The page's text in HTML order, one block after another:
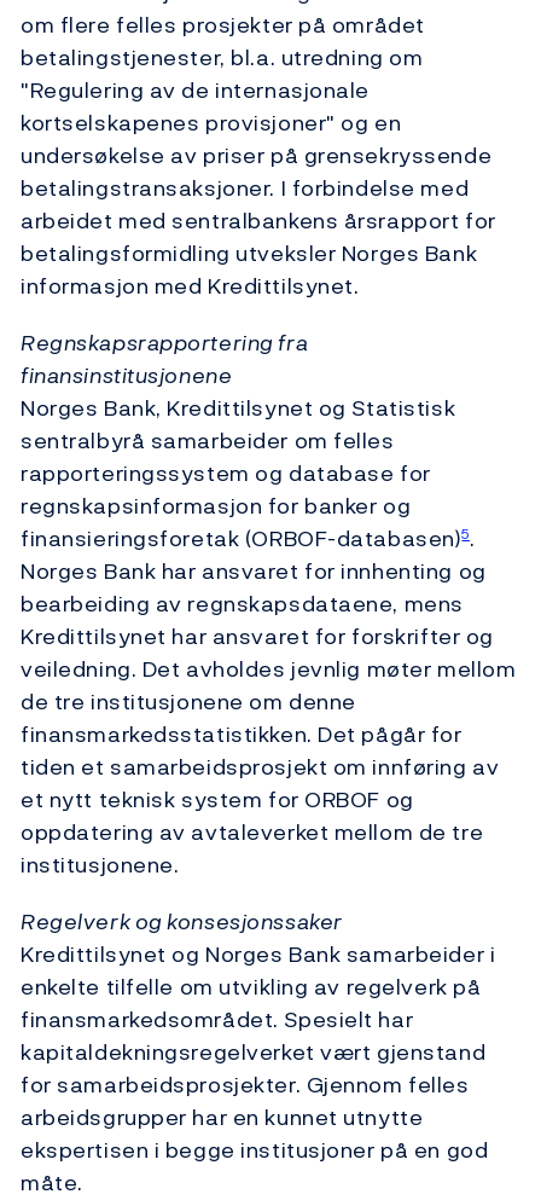
om flere felles prosjekter på området
betalingstjenester, bl.a. utredning om
"Regulering av de internasjonale
kortselskapenes provisjoner" og en
undersøkelse av priser på grensekryssende
betalingstransaksjoner. I forbindelse med
arbeidet med sentralbankens årsrapport for
betalingsformidling utveksler Norges Bank
informasjon med Kredittilsynet.
Regnskapsrapportering fra
finansinstitusjonene
Norges Bank, Kredittilsynet og Statistisk
sentralbyrå samarbeider om felles
rapporteringssystem og database for
regnskapsinformasjon for banker og
finansieringsforetak (ORBOF-databasen)5.
Norges Bank har ansvaret for innhenting og
bearbeiding av regnskapsdataene, mens
Kredittilsynet har ansvaret for forskrifter og
veiledning. Det avholdes jevnlig møter mellom
de tre institusjonene om denne
finansmarkedsstatistikken. Det pågår for
tiden et samarbeidsprosjekt om innføring av
et nytt teknisk system for ORBOF og
oppdatering av avtaleverket mellom de tre
institusjonene.
Regelverk og konsesjonssaker
Kredittilsynet og Norges Bank samarbeider i
enkelte tilfelle om utvikling av regelverk på
finansmarkedsområdet. Spesielt har
kapitaldekningsregelverket vært gjenstand
for samarbeidsprosjekter. Gjennom felles
arbeidsgrupper har en kunnet utnytte
ekspertisen i begge institusjoner på en god
måte.